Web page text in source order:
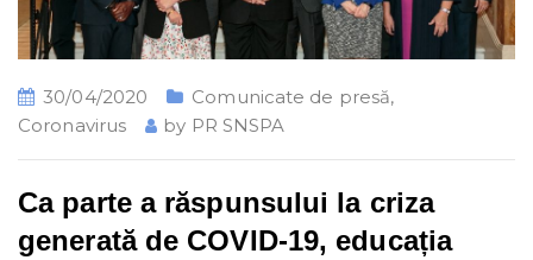
30/04/2020 Comunicate de presă,
Coronavirus
by PR SNSPA
Ca parte a răspunsului la criza
generată de COVID-19, educația